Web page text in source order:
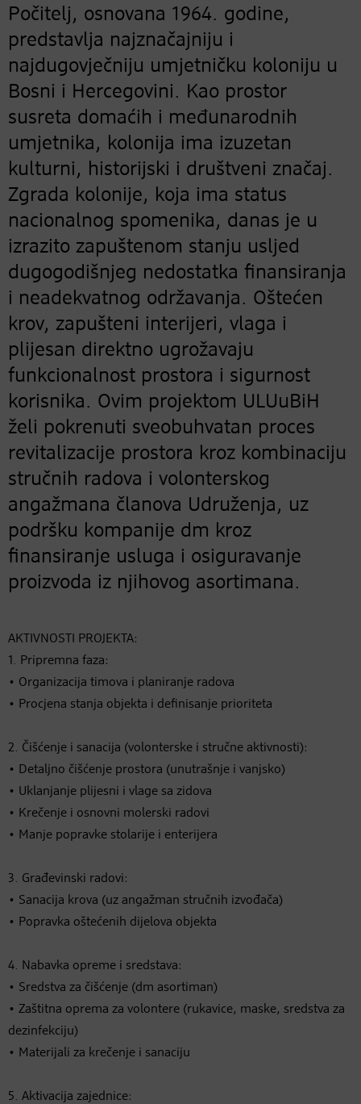
Počitelj, osnovana 1964. godine,
predstavlja najznačajniju i
najdugovječniju umjetničku koloniju u
Bosni i Hercegovini. Kao prostor
susreta domaćih i međunarodnih
umjetnika, kolonija ima izuzetan
kulturni, historijski i društveni značaj.
Zgrada kolonije, koja ima status
nacionalnog spomenika, danas je u
izrazito zapuštenom stanju usljed
dugogodišnjeg nedostatka finansiranja
i neadekvatnog održavanja. Oštećen
krov, zapušteni interijeri, vlaga i
plijesan direktno ugrožavaju
funkcionalnost prostora i sigurnost
korisnika. Ovim projektom ULUuBiH
želi pokrenuti sveobuhvatan proces
revitalizacije prostora kroz kombinaciju
stručnih radova i volonterskog
angažmana članova Udruženja, uz
podršku kompanije dm kroz
finansiranje usluga i osiguravanje
proizvoda iz njihovog asortimana.
AKTIVNOSTI PROJEKTA:
1. Pripremna faza:
• Organizacija timova i planiranje radova
• Procjena stanja objekta i definisanje prioriteta
2. Čišćenje i sanacija (volonterske i stručne aktivnosti):
• Detaljno čišćenje prostora (unutrašnje i vanjsko)
• Uklanjanje plijesni i vlage sa zidova
• Krečenje i osnovni molerski radovi
• Manje popravke stolarije i enterijera
3. Građevinski radovi:
• Sanacija krova (uz angažman stručnih izvođača)
• Popravka oštećenih dijelova objekta
4. Nabavka opreme i sredstava:
• Sredstva za čišćenje (dm asortiman)
• Zaštitna oprema za volontere (rukavice, maske, sredstva za
dezinfekciju)
• Materijali za krečenje i sanaciju
5. Aktivacija zajednice: